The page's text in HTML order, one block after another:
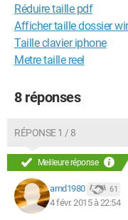
Réduire taille pdf
Afficher taille dossier
Taille clavier iphone
Metre taille reel
8 réponses
RÉPONSE 1 / 8
Meilleure réponse
amd1980 61
4 févr. 2015 à 22:54